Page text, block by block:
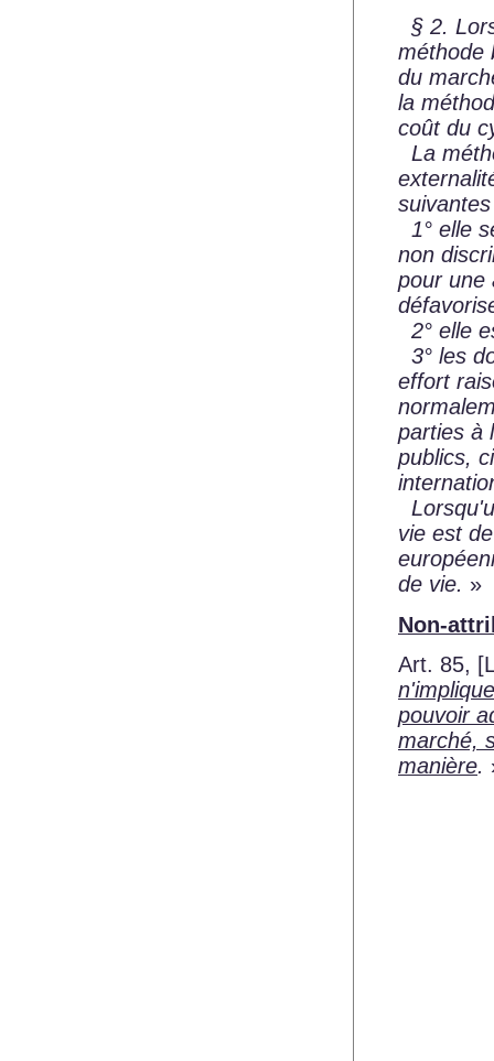
§ 2.
méthode
du
la
coût du
La
1° elle
non
pour une
2° elle
3° les
effort
parties à
publics,
vie est
de vie. »
Non-
Art. 85,
pouvoir
marché,
manière.